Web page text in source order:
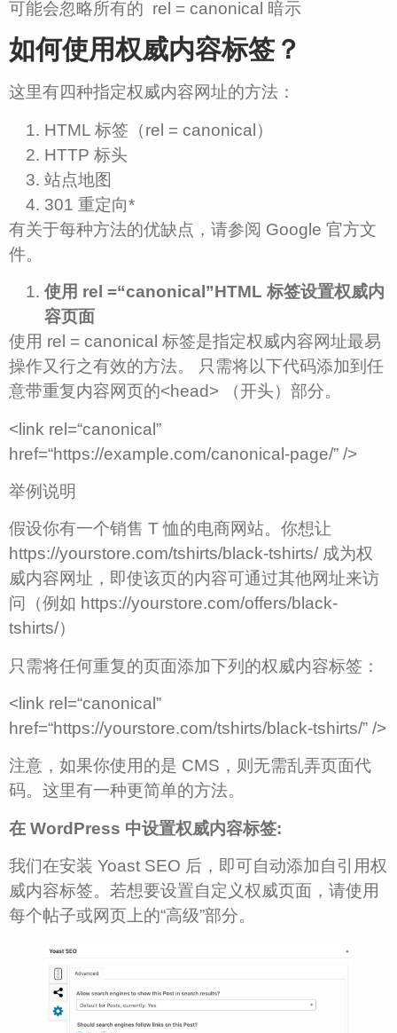
可能会忽略所有的 rel = canonical 暗示
如何使用权威内容标签？
这里有四种指定权威内容网址的方法：
HTML 标签（rel = canonical）
HTTP 标头
站点地图
301 重定向*
有关于每种方法的优缺点，请参阅 Google 官方文
件。
使用 rel =“canonical”HTML 标签设置权威内
容页面
使用 rel = canonical 标签是指定权威内容网址最易
操作又行之有效的方法。 只需将以下代码添加到任
意带重复内容网页的<head> （开头）部分。
<link rel=“canonical”
href=“https://example.com/canonical-page/” />
举例说明
假设你有一个销售 T 恤的电商网站。你想让
https://yourstore.com/tshirts/black-tshirts/ 成为权
威内容网址，即使该页的内容可通过其他网址来访
问（例如 https://yourstore.com/offers/black-
tshirts/）
只需将任何重复的页面添加下列的权威内容标签：
<link rel=“canonical”
href=“https://yourstore.com/tshirts/black-tshirts/” />
注意，如果你使用的是 CMS，则无需乱弄页面代
码。这里有一种更简单的方法。
在 WordPress 中设置权威内容标签:
我们在安装 Yoast SEO 后，即可自动添加自引用权
威内容标签。若想要设置自定义权威页面，请使用
每个帖子或网页上的“高级”部分。